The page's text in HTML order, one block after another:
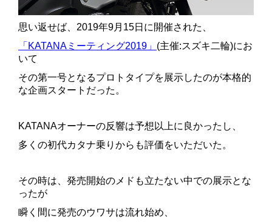
思い返せば、2019年9月15日に開催された、
「KATANAミーティング2019」 (主催:スズキ二輪)にお
いて
その第一号となるプロトタイプを展示したのが本格的
な企画スタートだった。
KATANAオーナーの反響は予想以上に良かったし、
多くの初代カタナ乗りからも評価をいただいた。
その時は、発売開始のメドも立たない中での展示とな
ったが
瞬く間に発売のウワサは流れ始め、